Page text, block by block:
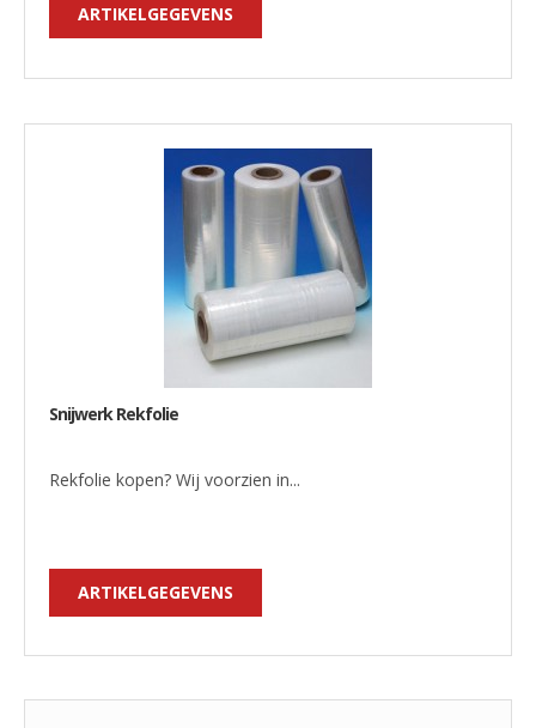
ARTIKELGEGEVENS
Snijwerk Rekfolie
Rekfolie kopen? Wij voorzien in...
ARTIKELGEGEVENS